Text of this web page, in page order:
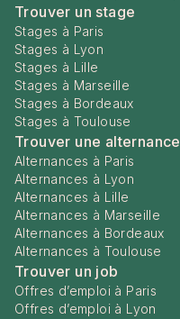
Trouver un stage
Stages à Paris
Stages à Lyon
Stages à Lille
Stages à Marseille
Stages à Bordeaux
Stages à Toulouse
Trouver une alternance
Alternances à Paris
Alternances à Lyon
Alternances à Lille
Alternances à Marseille
Alternances à Bordeaux
Alternances à Toulouse
Trouver un job
Offres d’emploi à Paris
Offres d’emploi à Lyon